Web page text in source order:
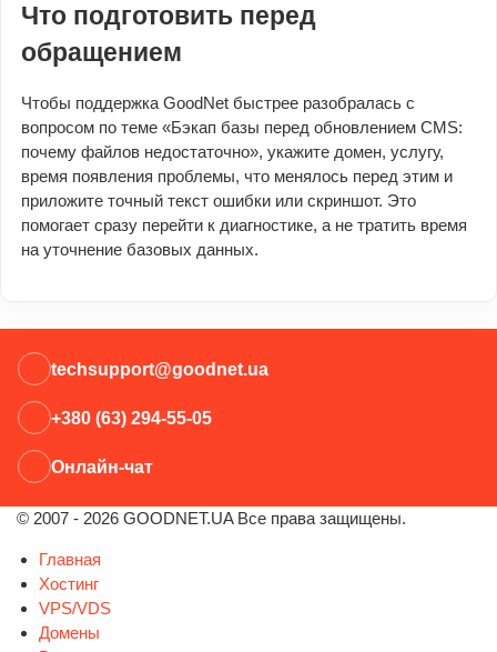
Что подготовить перед
обращением
Чтобы поддержка GoodNet быстрее разобралась с
вопросом по теме «Бэкап базы перед обновлением CMS:
почему файлов недостаточно», укажите домен, услугу,
время появления проблемы, что менялось перед этим и
приложите точный текст ошибки или скриншот. Это
помогает сразу перейти к диагностике, а не тратить время
на уточнение базовых данных.
techsupport@goodnet.ua
+380 (63) 294-55-05
Онлайн-чат
© 2007 - 2026 GOODNET.UA Все права защищены.
Главная
Хостинг
VPS/VDS
Домены